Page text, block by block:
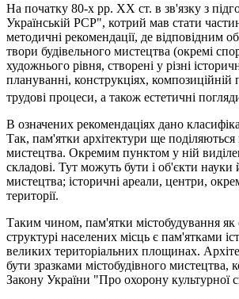
На початку 80-х рр. XX ст. в зв'язку з
Українській РСР", котрий мав стати
методичні рекомендації, де відповідним
твори будівельного мистецтва (окремі
художнього рівня, створені у різні
плануванні, конструкціях, композиційній
трудові процеси, а також естетичні
В означених рекомендаціях дано
Так, пам'ятки архітектури ще
мистецтва. Окремим пунктом у ній
складові. Тут можуть бути і об'єкти
мистецтва; історичні ареали, центри,
території.
Таким чином, пам'ятки містобудування як
структурі населених місць є пам'ятками
великих територіальних площинах.
бути зразками містобудівного мистецтва,
Закону України "Про охорону культурної